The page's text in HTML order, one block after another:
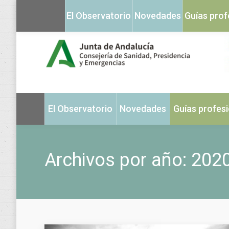
El Observatorio Novedades Guías
Archivos por año:
El Observatorio Novedades Guías